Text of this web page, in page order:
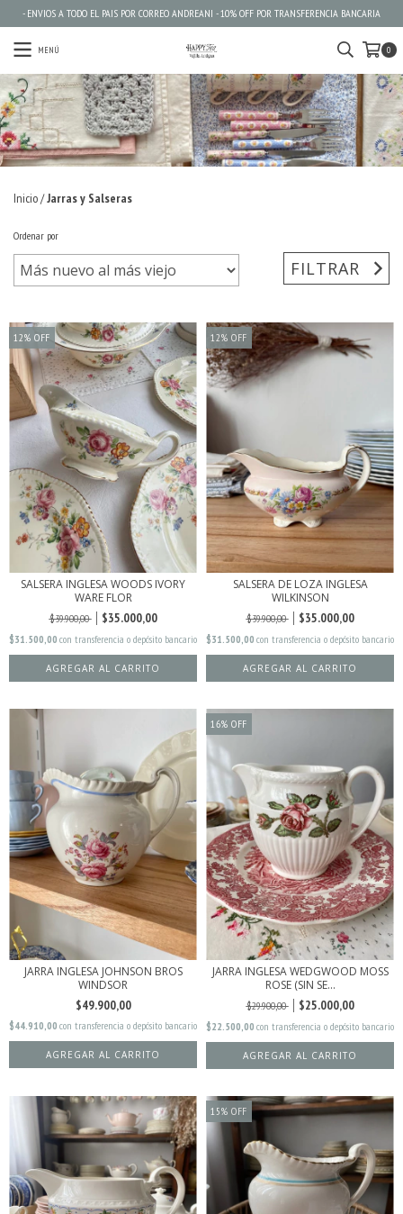
- ENVIOS A TODO EL PAIS POR CORREO ANDREANI - 10% OFF POR TRANSFERENCIA BANCARIA
MENÚ 0
Inicio/Jarras y Salseras
Ordenar por
FILTRAR
12% OFF
SALSERA INGLESA WOODS IVORY
WARE FLOR
$39.900,00 $35.000,00
$31.500,00 con transferencia o depósito bancario
12% OFF
SALSERA DE LOZA INGLESA
WILKINSON
$39.900,00 $35.000,00
$31.500,00 con transferencia o depósito bancario
JARRA INGLESA JOHNSON BROS
WINDSOR
$49.900,00
$44.910,00 con transferencia o depósito bancario
16% OFF
JARRA INGLESA WEDGWOOD MOSS
ROSE (SIN SE...
$29.900,00 $25.000,00
$22.500,00 con transferencia o depósito bancario
15% OFF